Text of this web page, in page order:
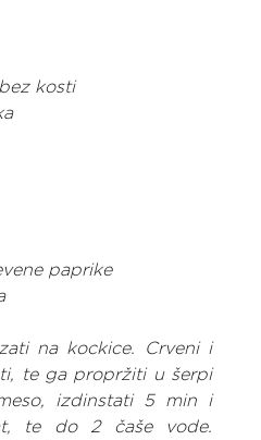
kosti
paprike
na kockice. Crveni i
te ga propržiti u šerpi
izdinstati 5 min i
te do 2 čaše vode.